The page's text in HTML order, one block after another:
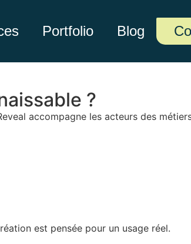
Portfolio Blog
?
accompagne les acteurs des
est pensée pour un usage réel.